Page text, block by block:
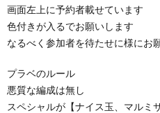
画面左上に予約者載せています
色付きが入るでお願いします
なるべく参加者を待たせに様にお
プラベのルール
悪質な編成は無し
スペシャルが【ナイス玉、マルミ